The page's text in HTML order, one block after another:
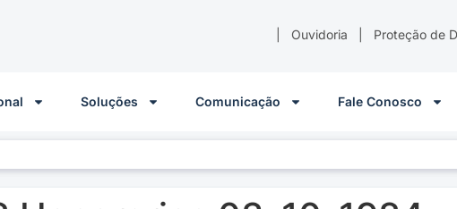
Ouvidoria Proteção de
Soluções Comunicação Fale Conosco